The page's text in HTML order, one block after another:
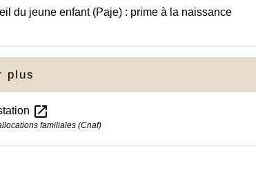
du jeune enfant (Paje) : prime à la naissance
plus
open_in_new
familiales (Cnaf)